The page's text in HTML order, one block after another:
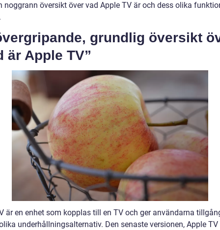
noggrann översikt över vad Apple TV är och dess olika
grundlig översikt
är Apple TV”
är en enhet som kopplas till en TV och ger användarna
underhållningsalternativ. Den senaste versionen, Apple TV